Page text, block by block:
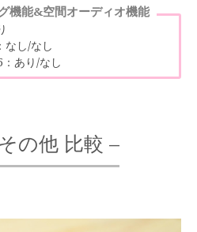
機能&空間オーディオ機能
なし/なし
あり/なし
の他 比較 –